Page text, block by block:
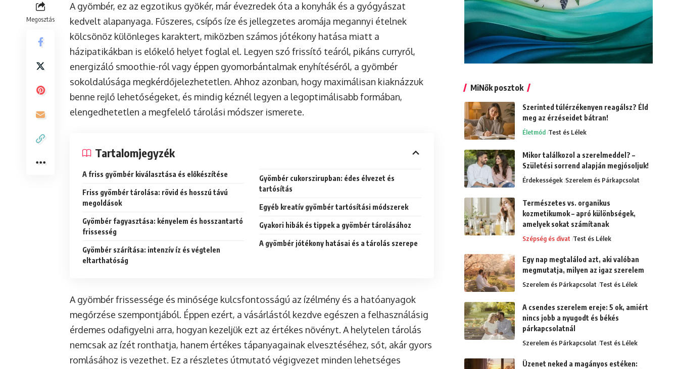
Megosztás
A gyömbér, ez az egzotikus gyökér, már évezredek óta a konyhák és a gyógyászat
kedvelt alapanyaga. Fűszeres, csípős íze és jellegzetes aromája megannyi ételnek
kölcsönöz különleges karaktert, miközben számos jótékony hatása miatt a
házipatikákban is előkelő helyet foglal el. Legyen szó frissítő teáról, pikáns curryről,
energizáló smoothie-ról vagy éppen gyomorbántalmak enyhítéséről, a gyömbér
sokoldalúsága megkérdőjelezhetetlen. Ahhoz azonban, hogy maximálisan kiaknázzuk
benne rejlő lehetőségeket, és mindig kéznél legyen a legoptimálisabb formában,
elengedhetetlen a megfelelő tárolási módszer ismerete.
Tartalomjegyzék
A friss gyömbér kiválasztása és előkészítése
Friss gyömbér tárolása: rövid és hosszú távú
megoldások
Gyömbér fagyasztása: kényelem és hosszantartó
frissesség
Gyömbér szárítása: intenzív íz és végtelen
eltarthatóság
Gyömbér cukorszirupban: édes élvezet és
tartósítás
Egyéb kreatív gyömbér tartósítási módszerek
Gyakori hibák és tippek a gyömbér tárolásához
A gyömbér jótékony hatásai és a tárolás szerepe
A gyömbér frissessége és minősége kulcsfontosságú az ízélmény és a hatóanyagok
megőrzése szempontjából. Éppen ezért, a vásárlástól kezdve egészen a felhasználásig
érdemes odafigyelni arra, hogyan kezeljük ezt az értékes növényt. A helytelen tárolás
nemcsak az ízét ronthatja, hanem értékes tápanyagainak elvesztéséhez, sőt, akár gyors
romlásához is vezethet. Ez a részletes útmutató végigvezet minden lehetséges
MiNők posztok
Szerinted túlérzékenyen reagálsz? Éld
meg az érzéseidet bátran!
Életmód Test és Lélek
Mikor találkozol a szerelmeddel? –
Születési sorrend alapján megjósoljuk!
Érdekességek Szerelem és Párkapcsolat
Természetes vs. organikus
kozmetikumok – apró különbségek,
amelyek sokat számítanak
Szépség és divat Test és Lélek
Egy nap megtalálod azt, aki valóban
megmutatja, milyen az igaz szerelem
Szerelem és Párkapcsolat Test és Lélek
A csendes szerelem ereje: 5 ok, amiért
nincs jobb a nyugodt és békés
párkapcsolatnál
Szerelem és Párkapcsolat Test és Lélek
Üzenet neked a magányos estéken: